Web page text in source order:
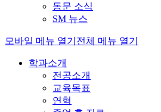
동문 소식
SM 뉴스
모바일 메뉴 열기 전체 메뉴 열기
학과소개
전공소개
교육목표
연혁